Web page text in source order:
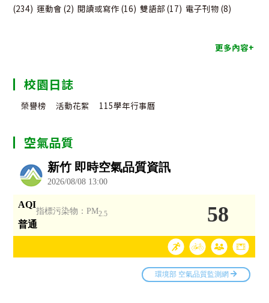
(234) 運動會 (2) 閱讀或寫作 (16) 雙語部 (17) 電子刊物 (8)
更多內容+
校園日誌
榮譽榜 活動花絮 115學年行事曆
空氣品質